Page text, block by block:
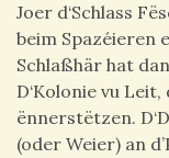
Joer d‘Schlass
beim Spazéieren
Schlaßhär hat
D‘Kolonie vu
ënnerstëtzen.
(oder Weier) an